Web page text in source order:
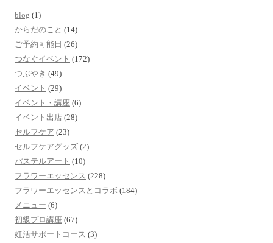
blog (1)
からだのこと (14)
ご予約可能日 (26)
つなぐイベント (172)
つぶやき (49)
イベント (29)
イベント・講座 (6)
イベント出店 (28)
セルフケア (23)
セルフケアグッズ (2)
パステルアート (10)
フラワーエッセンス (228)
フラワーエッセンスとコラボ (184)
メニュー (6)
初級プロ講座 (67)
妊活サポートコース (3)